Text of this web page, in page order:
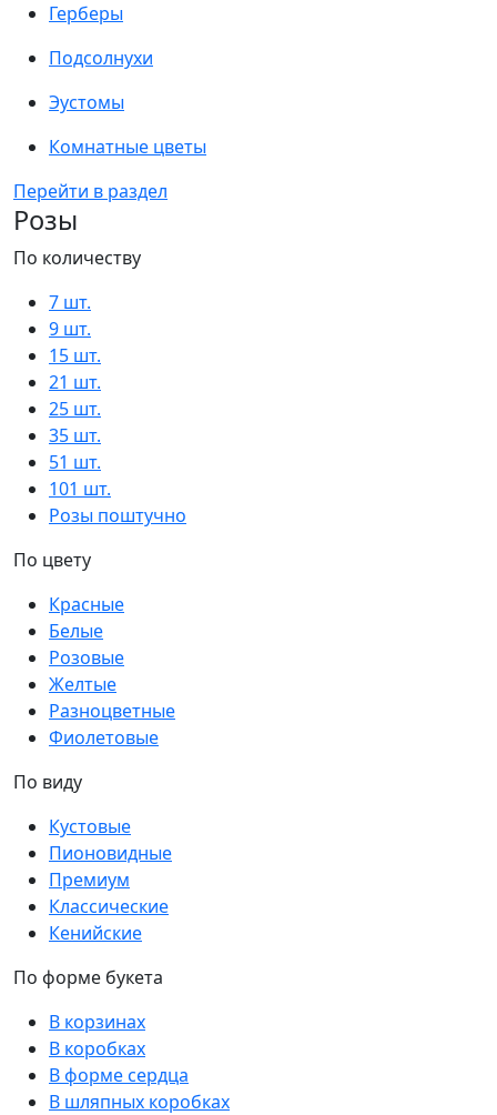
Герберы
Подсолнухи
Эустомы
Комнатные цветы
Перейти в раздел
Розы
По количеству
7 шт.
9 шт.
15 шт.
21 шт.
25 шт.
35 шт.
51 шт.
101 шт.
Розы поштучно
По цвету
Красные
Белые
Розовые
Желтые
Разноцветные
Фиолетовые
По виду
Кустовые
Пионовидные
Премиум
Классические
Кенийские
По форме букета
В корзинах
В коробках
В форме сердца
В шляпных коробках